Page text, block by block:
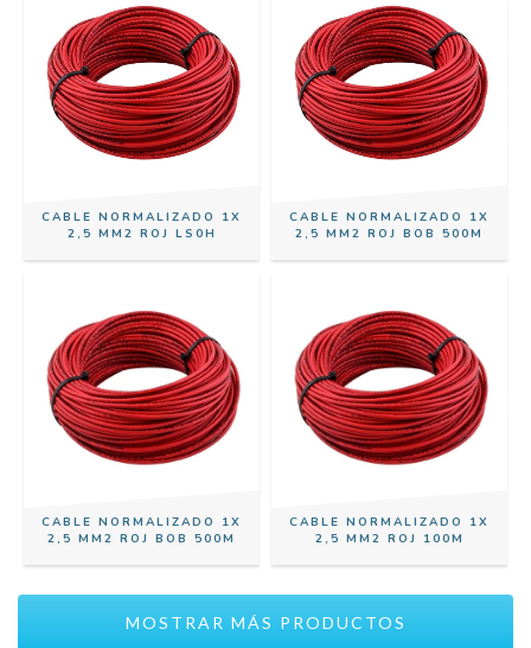
CABLE NORMALIZADO 1X
2,5 MM2 ROJ LS0H
CABLE NORMALIZADO 1X
2,5 MM2 ROJ BOB 500M
CABLE NORMALIZADO 1X
2,5 MM2 ROJ BOB 500M
CABLE NORMALIZADO 1X
2,5 MM2 ROJ 100M
MOSTRAR MÁS PRODUCTOS